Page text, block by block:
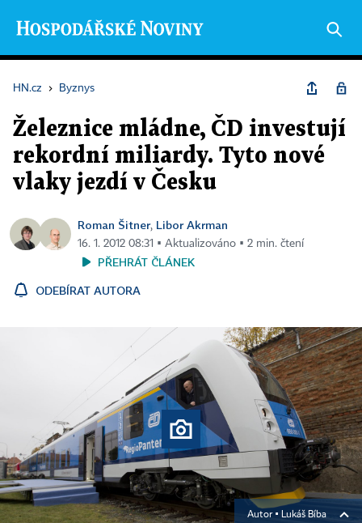
HN.cz › Byznys
Železnice mládne, ČD investují
rekordní miliardy. Tyto nové
vlaky jezdí v Česku
Roman Šitner, Libor Akrman
16. 1. 2012 08:31 ▪ Aktualizováno ▪ 2 min. čtení
PŘEHRÁT ČLÁNEK
ODEBÍRAT AUTORA
Autor ▪ Lukáš Bíba